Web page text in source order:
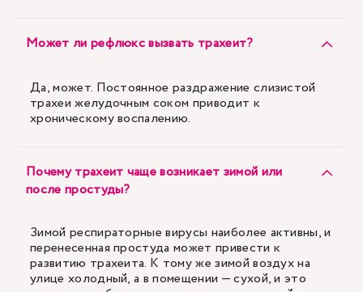
Может ли рефлюкс вызвать трахеит?
Да, может. Постоянное раздражение слизистой
трахеи желудочным соком приводит к
хроническому воспалению.
Почему трахеит чаще возникает зимой или
после простуды?
Зимой респираторные вирусы наиболее активны, и
перенесенная простуда может привести к
развитию трахеита. К тому же зимой воздух на
улице холодный, а в помещении — сухой, и это